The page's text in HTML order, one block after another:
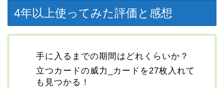
4年以上使ってみた評価と感想
手に入るまでの期間はどれくらいか？
立つカードの威力_カードを27枚入れて
も見つかる！